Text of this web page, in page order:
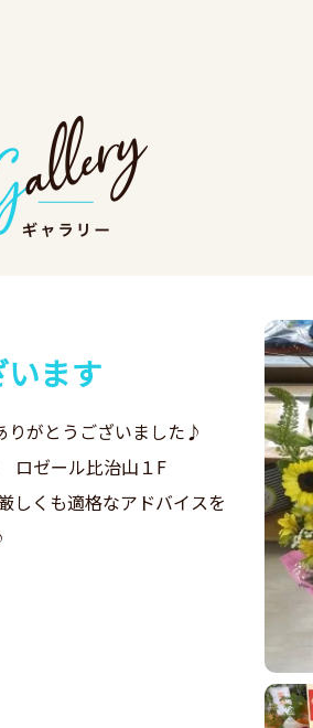
ます
がとうございました♪
ゼール比治山１F
しくも適格なアドバイスを